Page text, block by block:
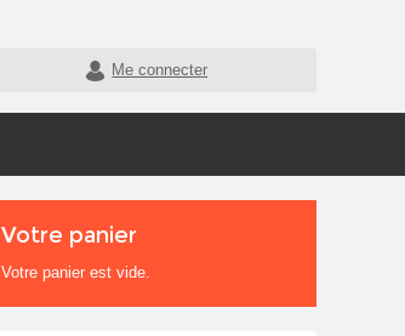
Me connecter
Votre panier
Votre panier est vide.